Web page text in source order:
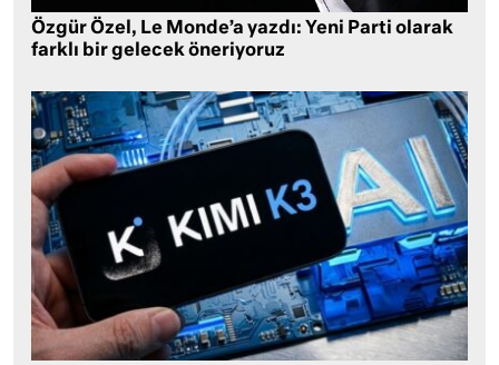
Özgür Özel, Le Monde’a yazdı: Yeni Parti olarak
farklı bir gelecek öneriyoruz